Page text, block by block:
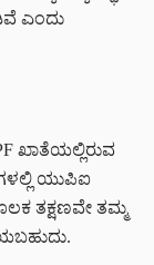
ಎಂದು
ಖಾತೆಯಲ್ಲಿರುವ
ಯುಪಿಐ
ತಕ್ಷಣವೇ ತಮ್ಮ